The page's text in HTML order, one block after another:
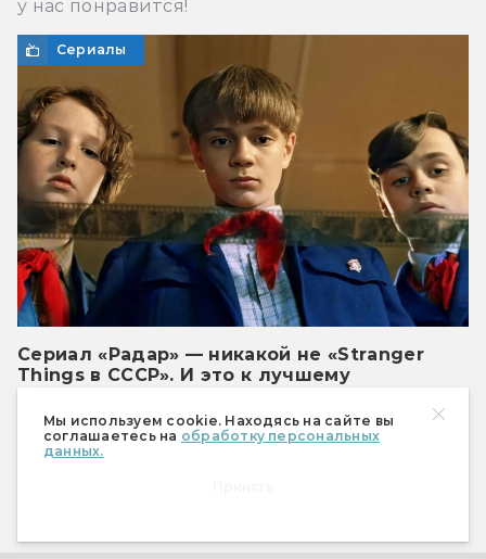
Мы используем cookie. Находясь на сайте вы
соглашаетесь на обработку персональных
данных.
у нас понравится!
Сериалы
Сериал «Радар» — никакой не «Stranger
Things в СССР». И это к лучшему
ретрофантастический сериал по Миреру.